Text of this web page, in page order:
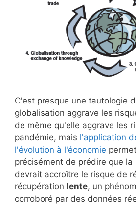
C'est presque une tautologie
globalisation aggrave les
de même qu'elle aggrave les
pandémie, mais l'application
l'évolution à l'économie
précisément de prédire que la
devrait accroître le risque de
récupération lente, un
corroboré par des données